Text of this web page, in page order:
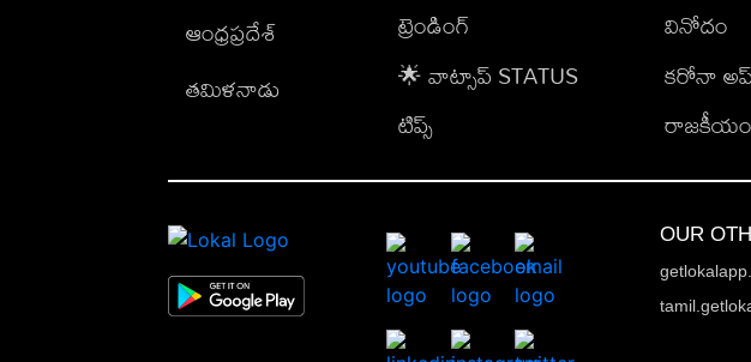
ఆంధ్రప్రదేశ్
తమిళనాడు
ట్రెండింగ్
🌟 వాట్సాప్ STATUS
టిప్స్
వినోదం
కరోనా
రాజకీయం
OUR